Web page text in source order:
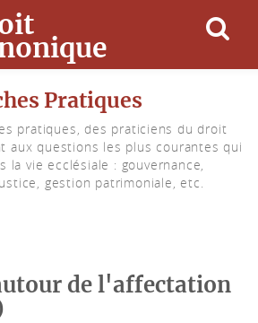
Pratiques
pratiques, des praticiens du droit
aux questions les plus courantes qui
la vie ecclésiale : gouvernance,
gestion patrimoniale, etc.
de l'affectation